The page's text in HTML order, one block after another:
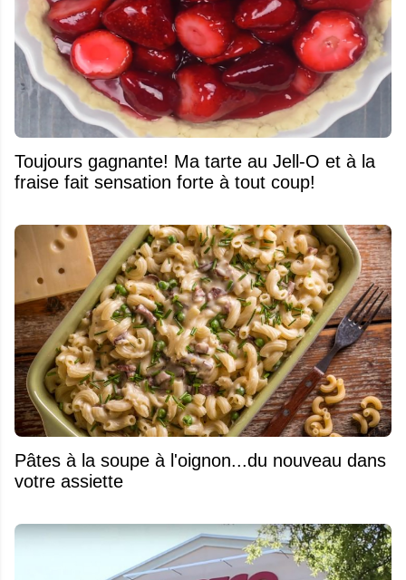
Toujours gagnante! Ma tarte au Jell-O et à la
fraise fait sensation forte à tout coup!
Pâtes à la soupe à l'oignon...du nouveau dans
votre assiette